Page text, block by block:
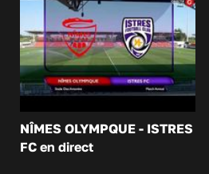
NÎMES OLYMPQUE - ISTRES
FC en direct